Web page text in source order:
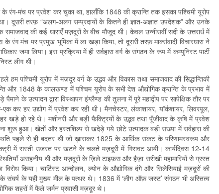
के रंग-मंच पर प्रवेश कर चुका था, हालाँकि 1848 की क्रान्ति तक इसका पश्चिमी यूरोप
दूसरी तरफ़ “अलग-अलग सम्प्रदायों के कितने ही ज्ञात-अज्ञात उपदेशक” और उनके
की कई धाराएँ मज़दूरों के बीच मौजूद थी। केवल उन्नीसवीं सदी के उत्तरार्ध में
के रंग मंच पर प्रमुख भूमिका में ला खड़ा किया, तो दूसरी तरफ़ मार्क्सवादी विचारधारा ने
जमा लिया। इस प्रक्रिया में ही सर्वहारा वर्ग के संगठन के रूप में कम्युनिस्ट पार्टी
लीग थी।
पश्चिमी यूरोप में मज़दूर वर्ग के उद्भव और विकास तथा समाजवाद की सिद्धान्तिकी
और 1848 के कालखण्ड में पश्चिम यूरोप के सभी देश औद्योगिक क्रान्ति के प्रभाव में
के उत्पादन द्वारा विस्थापन इंग्लैण्ड की तुलना में पूरे महाद्वीप पर सापेक्षिक तौर पर
कर हर उद्योग में प्रवेश कर रही थी। मैनचेस्टर, लंकाशायर, यॉर्कशायर, लिवरपूल,
खड़े हो रहे थे। मशीनरी और बड़ी फैक्ट्रियों के उद्भव तथा पूँजीवाद के कृषि में प्रवेश
शुरू हुआ। खेतों और हस्तशिल्प से खदेड़े गये छोटे उत्पादक बड़ी संख्या में सर्वहारा की
पहले से ही बदतर थी जो ख़ासकर 1825 के आर्थिक संकट के परिणामस्वरूप और
में सस्ती उजरत पर खटने के चलते मज़दूरी में गिरावट आयी। कार्यदिवस 12-14
असहनीय थी और मज़दूरों के ज़िले टाइफ़स और हैज़ा सरीखी महामारियों से ग्रस्त
किया। चार्टिस्ट आन्दोलन, ल्योन के औद्योगिक दंगे और सिलेसियाई मज़दूरों की
के यही मुख्य मील के पत्थर थे। 1836 में ‘लीग ऑफ़ जस्ट’ संगठन भी अस्तित्व
शहरों में फैले जर्मन प्रवासी मज़दूर थे।